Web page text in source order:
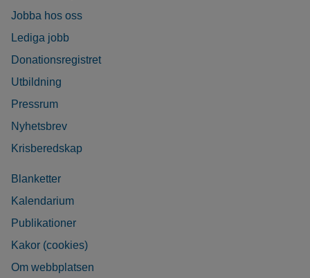
Jobba hos oss
Lediga jobb
Donationsregistret
Utbildning
Pressrum
Nyhetsbrev
Krisberedskap
Blanketter
Kalendarium
Publikationer
Kakor (cookies)
Om webbplatsen